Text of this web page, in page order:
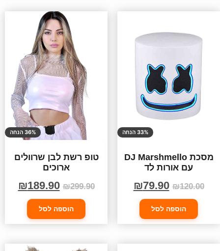
33% הנחה
מסכת DJ Marshmello
עם אורות לד
₪120.00
₪79.90
הוספה לסל
36% הנחה
טופ רשת לבן שרוולים
ארוכים
₪299.90
₪189.90
הוספה לסל